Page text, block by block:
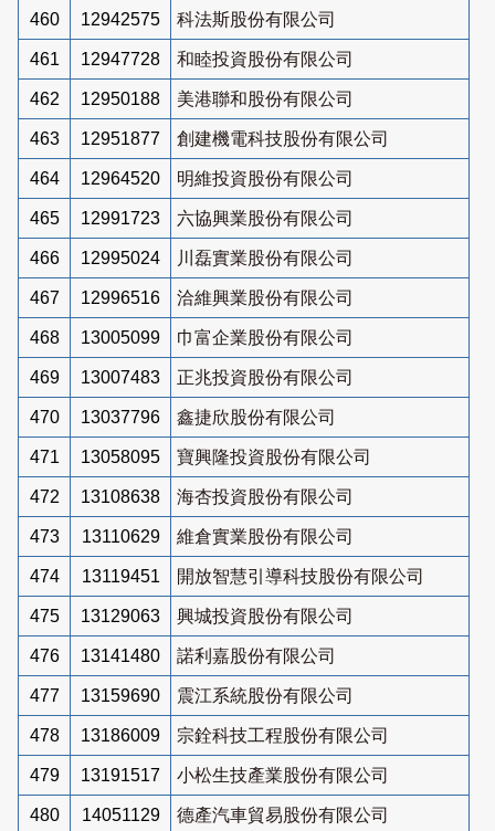
460 12942575 科法斯股份有限公司
461 12947728 和睦投資股份有限公司
462 12950188 美港聯和股份有限公司
463 12951877 創建機電科技股份有限公司
464 12964520 明維投資股份有限公司
465 12991723 六協興業股份有限公司
466 12995024 川磊實業股份有限公司
467 12996516 洽維興業股份有限公司
468 13005099 巾富企業股份有限公司
469 13007483 正兆投資股份有限公司
470 13037796 鑫捷欣股份有限公司
471 13058095 寶興隆投資股份有限公司
472 13108638 海杏投資股份有限公司
473 13110629 維倉實業股份有限公司
474 13119451 開放智慧引導科技股份有限公司
475 13129063 興城投資股份有限公司
476 13141480 諾利嘉股份有限公司
477 13159690 震江系統股份有限公司
478 13186009 宗銓科技工程股份有限公司
479 13191517 小松生技產業股份有限公司
480 14051129 德產汽車貿易股份有限公司